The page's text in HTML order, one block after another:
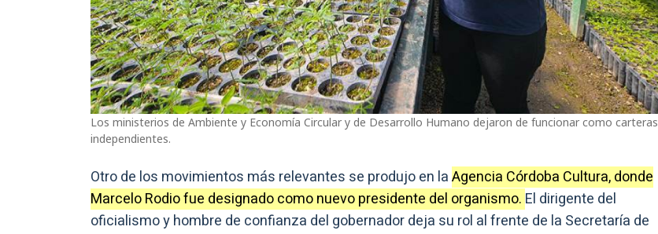
Los ministerios de Ambiente y Economía Circular y de Desarrollo Humano dejaron de funcionar como carteras
independientes.
Otro de los movimientos más relevantes se produjo en laAgencia Córdoba Cultura, donde
Marcelo Rodio fue designado como nuevo presidente del organismo. El dirigente del
oficialismo y hombre de confianza del gobernador deja su rol al frente de la Secretaría de